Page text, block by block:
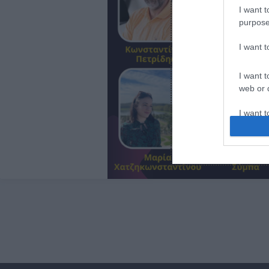
I want
I want
I want
web or
I want
I want